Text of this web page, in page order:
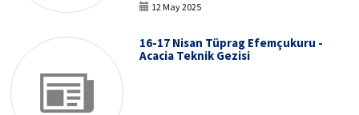
12 May 2025
16-17 Nisan Tüprag Efemçukuru -
Acacia Teknik Gezisi